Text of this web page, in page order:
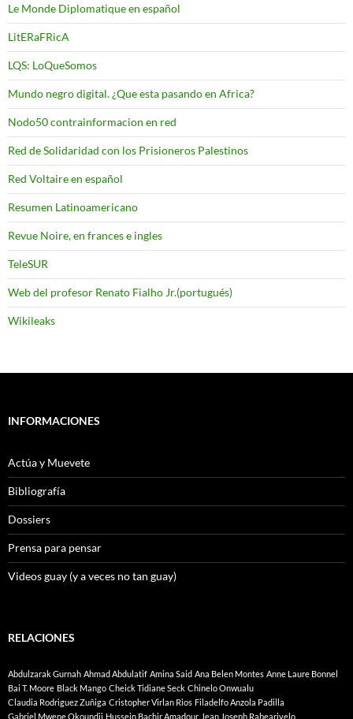
Le Monde Diplomatique en español
LitERaFRicA
LQS: LoQueSomos
Mundo negro digital. ¿Que esta pasando en Africa?
Nodo50 contrainformacion en red
Red de Solidaridad con los Prisioneros Palestinos
Red Voltaire en español
Resumen Latinoamericano
Revue Noire, en frances e ingles
TeleSUR
Web del profesor Renato Fialho Jr.(portugués)
Wikileaks
INFORMACIONES
Actúa y Muevete
Bibliografía
Dossiers
Prensa para pensar
Videos guay (y a veces no tan guay)
RELACIONES
Abdulzarak Gurnah Ahmad Abdulatif Amina Said Ana Belen Montes Anne Laure Bonnel
Bai T. Moore Black Mango Cheick Tidiane Seck Chinelo Onwualu
Claudia Rodriguez Zuñiga Cristopher Virlan Rios Filadelfo Anzola Padilla
Gabriel Mwene Okoundji Hussein Bachir Amadour Jean Joseph Rabearivelo